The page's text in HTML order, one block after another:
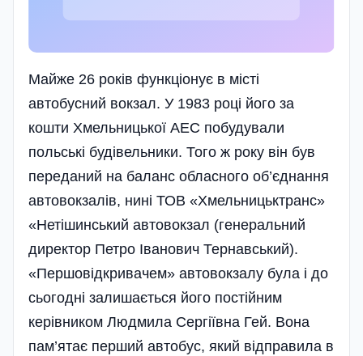
Майже 26 років функціонує в місті
автобусний вокзал. У 1983 році його за
кошти Хмельницької АЕС побудували
польські будівельники. Того ж року він був
переданий на баланс обласного об’єднання
авто­вокзалів, нині ТОВ «Хмельницьк­транс»
«Нетішинський автовокзал (генеральний
директор Петро Іванович Тернавський).
«Першовідкривачем» автовокзалу була і до
сьогодні залишається його постійним
керівником Людмила Сергіївна Гей. Вона
пам’ятає перший автобус, який відправила в